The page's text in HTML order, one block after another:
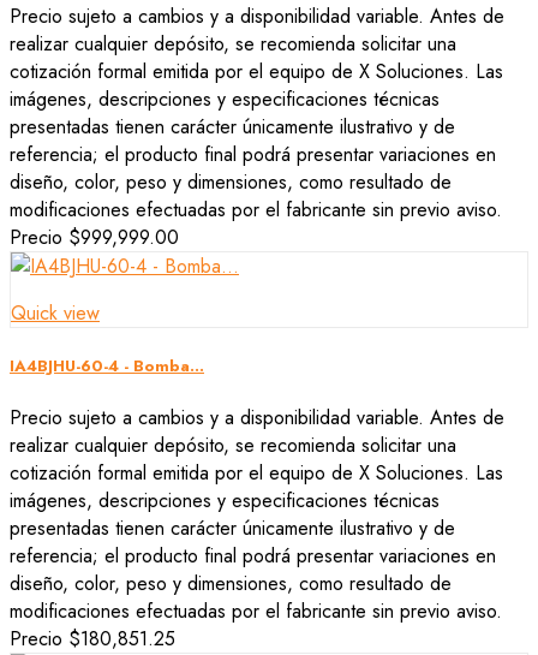
Precio sujeto a cambios y a disponibilidad variable. Antes de
realizar cualquier depósito, se recomienda solicitar una
cotización formal emitida por el equipo de X Soluciones. Las
imágenes, descripciones y especificaciones técnicas
presentadas tienen carácter únicamente ilustrativo y de
referencia; el producto final podrá presentar variaciones en
diseño, color, peso y dimensiones, como resultado de
modificaciones efectuadas por el fabricante sin previo aviso.
Precio $999,999.00
Quick view
IA4BJHU-60-4 - Bomba...
Precio sujeto a cambios y a disponibilidad variable. Antes de
realizar cualquier depósito, se recomienda solicitar una
cotización formal emitida por el equipo de X Soluciones. Las
imágenes, descripciones y especificaciones técnicas
presentadas tienen carácter únicamente ilustrativo y de
referencia; el producto final podrá presentar variaciones en
diseño, color, peso y dimensiones, como resultado de
modificaciones efectuadas por el fabricante sin previo aviso.
Precio $180,851.25